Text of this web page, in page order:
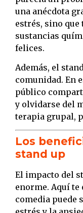
una anécdota
estrés, sino
sustancias
felices.
Además, el
comunidad. En
público
y olvidarse del
terapia grupal,
Los
stand up
El impacto del
enorme. Aquí
comedia puede